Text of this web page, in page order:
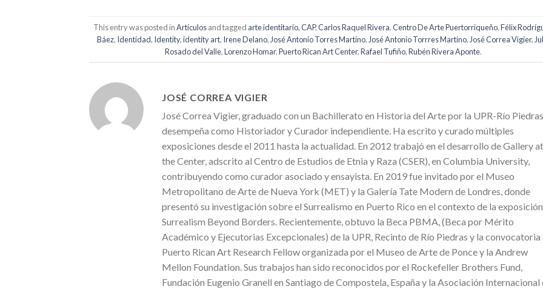
This entry was posted inArtículosand tagged arte identitario,CAP,Carlos Raquel Rivera,Centro De Arte Puertorriqueño,Félix
Báez, Identidad, Identity,identity art, Irene Delano, José Antonio Torres Martino, José Antonio Torrres Martino, José Correa Vigier,
Rosado del Valle,Lorenzo Homar,Puerto Rican Art Center,Rafael Tufiño,Rubén Rivera Aponte.
JOSÉ CORREA VIGIER
José Correa Vigier, graduado con un Bachillerato en Historia del Arte por la UPR-Río
desempeña como Historiador y Curador independiente. Ha escrito y curado múltiples
exposiciones desde el 2011 hasta la actualidad. En 2012 trabajó en el desarrollo de Gallery at
the Center, adscrito al Centro de Estudios de Etnia y Raza (CSER), en Columbia University,
contribuyendo como curador asociado y ensayista. En 2019 fue invitado por el Museo
Metropolitano de Arte de Nueva York (MET) y la Galería Tate Modern de Londres, donde
presentó su investigación sobre el Surrealismo en Puerto Rico en el contexto de la
Surrealism Beyond Borders. Recientemente, obtuvo la Beca PBMA, (Beca por Mérito
Académico y Ejecutorias Excepcionales) de la UPR, Recinto de Río Piedras y la convocatoria
Puerto Rican Art Research Fellow organizada por el Museo de Arte de Ponce y la Andrew
Mellon Foundation. Sus trabajos han sido reconocidos por el Rockefeller Brothers Fund,
Fundación Eugenio Granell en Santiago de Compostela, España y la Asociación Internacional